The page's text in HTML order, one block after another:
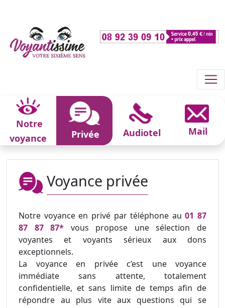
Notre
voyance
Privée Audiotel Mail
Voyance privée
Notre voyance en privé par téléphone au01 87
87 87 87* vous propose une sélection de
voyantes et voyants sérieux aux dons
exceptionnels.
La voyance en privée c’est une voyance
immédiate sans attente, totalement
confidentielle, et sans limite de temps afin de
répondre au plus vite aux questions qui se